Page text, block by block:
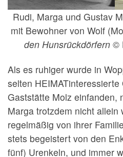
Rudi, Marga und Gustav
mit Bewohner von Wolf
den Hunsrückdörfern ©
Als es ruhiger wurde in
selten
Gaststätte Molz einfanden,
Marga trotzdem nicht allein
regelmäßig von ihrer
stets begeistert von den
fünf) Urenkeln, und immer